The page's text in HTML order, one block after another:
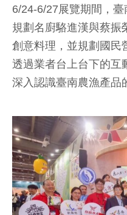
6/24-6/27展覽期間，
規劃名廚駱進漢與蔡振
創意料理，並規劃國民
透過業者台上台下的互
深入認識臺南農漁產品